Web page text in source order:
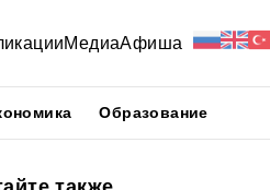
МедиаАфиша
Образование